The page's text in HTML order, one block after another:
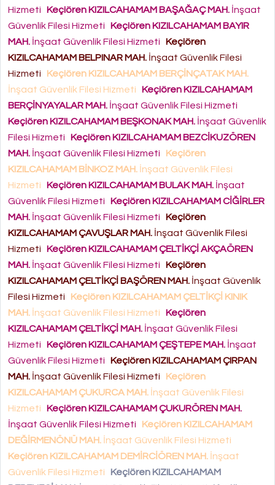
Hizmeti
Keçiören KIZILCAHAMAM BAŞAĞAÇ MAH. İnşaat
Güvenlik Filesi Hizmeti
Keçiören KIZILCAHAMAM BAYIR
MAH. İnşaat Güvenlik Filesi Hizmeti
Keçiören
KIZILCAHAMAM BELPINAR MAH. İnşaat Güvenlik Filesi
Hizmeti
Keçiören KIZILCAHAMAM BERÇİNÇATAK MAH.
İnşaat Güvenlik Filesi Hizmeti
Keçiören KIZILCAHAMAM
BERÇİNYAYALAR MAH. İnşaat Güvenlik Filesi Hizmeti
Keçiören KIZILCAHAMAM BEŞKONAK MAH. İnşaat Güvenlik
Filesi Hizmeti
Keçiören KIZILCAHAMAM BEZCİKUZÖREN
MAH. İnşaat Güvenlik Filesi Hizmeti
Keçiören
KIZILCAHAMAM BİNKOZ MAH. İnşaat Güvenlik Filesi
Hizmeti
Keçiören KIZILCAHAMAM BULAK MAH. İnşaat
Güvenlik Filesi Hizmeti
Keçiören KIZILCAHAMAM CİĞİRLER
MAH. İnşaat Güvenlik Filesi Hizmeti
Keçiören
KIZILCAHAMAM ÇAVUŞLAR MAH. İnşaat Güvenlik Filesi
Hizmeti
Keçiören KIZILCAHAMAM ÇELTİKÇİ AKÇAÖREN
MAH. İnşaat Güvenlik Filesi Hizmeti
Keçiören
KIZILCAHAMAM ÇELTİKÇİ BAŞÖREN MAH. İnşaat Güvenlik
Filesi Hizmeti
Keçiören KIZILCAHAMAM ÇELTİKÇİ KINIK
MAH. İnşaat Güvenlik Filesi Hizmeti
Keçiören
KIZILCAHAMAM ÇELTİKÇİ MAH. İnşaat Güvenlik Filesi
Hizmeti
Keçiören KIZILCAHAMAM ÇEŞTEPE MAH. İnşaat
Güvenlik Filesi Hizmeti
Keçiören KIZILCAHAMAM ÇIRPAN
MAH. İnşaat Güvenlik Filesi Hizmeti
Keçiören
KIZILCAHAMAM ÇUKURCA MAH. İnşaat Güvenlik Filesi
Hizmeti
Keçiören KIZILCAHAMAM ÇUKURÖREN MAH.
İnşaat Güvenlik Filesi Hizmeti
Keçiören KIZILCAHAMAM
DEĞİRMENÖNÜ MAH. İnşaat Güvenlik Filesi Hizmeti
Keçiören KIZILCAHAMAM DEMİRCİÖREN MAH. İnşaat
Güvenlik Filesi Hizmeti
Keçiören KIZILCAHAMAM